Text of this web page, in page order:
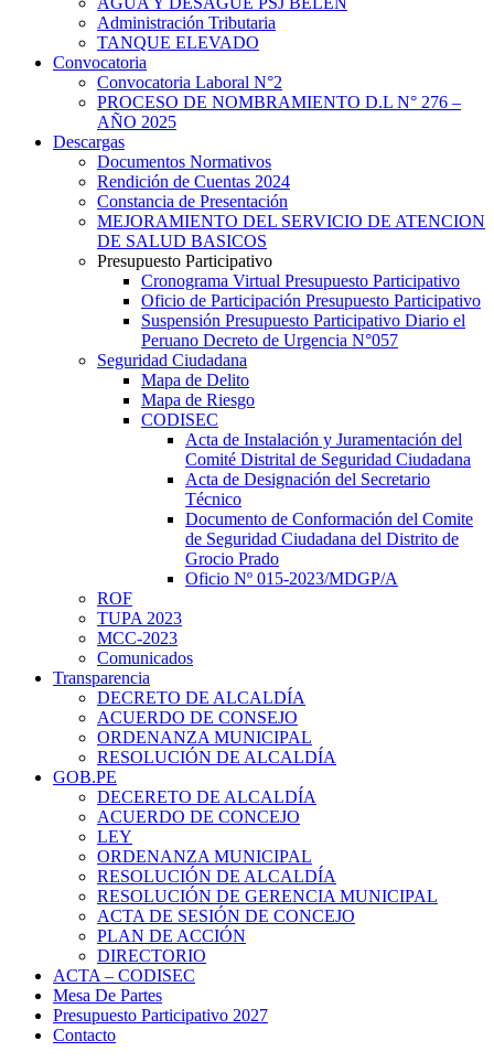
Administración Tributaria
TANQUE ELEVADO
Convocatoria
Convocatoria Laboral N°2
PROCESO DE NOMBRAMIENTO D.L N° 276 –
AÑO 2025
Descargas
Documentos Normativos
Rendición de Cuentas 2024
Constancia de Presentación
MEJORAMIENTO DEL SERVICIO DE ATENCION
DE SALUD BASICOS
Presupuesto Participativo
Cronograma Virtual Presupuesto Participativo
Oficio de Participación Presupuesto Participativo
Suspensión Presupuesto Participativo Diario el
Peruano Decreto de Urgencia N°057
Seguridad Ciudadana
Mapa de Delito
Mapa de Riesgo
CODISEC
Acta de Instalación y Juramentación del
Comité Distrital de Seguridad Ciudadana
Acta de Designación del Secretario
Técnico
Documento de Conformación del Comite
de Seguridad Ciudadana del Distrito de
Grocio Prado
Oficio Nº 015-2023/MDGP/A
ROF
TUPA 2023
MCC-2023
Comunicados
Transparencia
DECRETO DE ALCALDÍA
ACUERDO DE CONSEJO
ORDENANZA MUNICIPAL
RESOLUCIÓN DE ALCALDÍA
GOB.PE
DECERETO DE ALCALDÍA
ACUERDO DE CONCEJO
LEY
ORDENANZA MUNICIPAL
RESOLUCIÓN DE ALCALDÍA
RESOLUCIÓN DE GERENCIA MUNICIPAL
ACTA DE SESIÓN DE CONCEJO
PLAN DE ACCIÓN
DIRECTORIO
ACTA – CODISEC
Mesa De Partes
Presupuesto Participativo 2027
Contacto